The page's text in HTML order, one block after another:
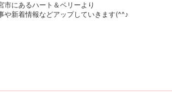
市にあるハート＆ベリーより
や新着情報などアップしていきます(^^♪